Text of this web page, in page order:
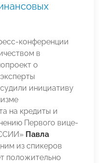
конференции
в
о
инициативу
на кредиты и
Первого вице-
Павла
из спикеров
положительно